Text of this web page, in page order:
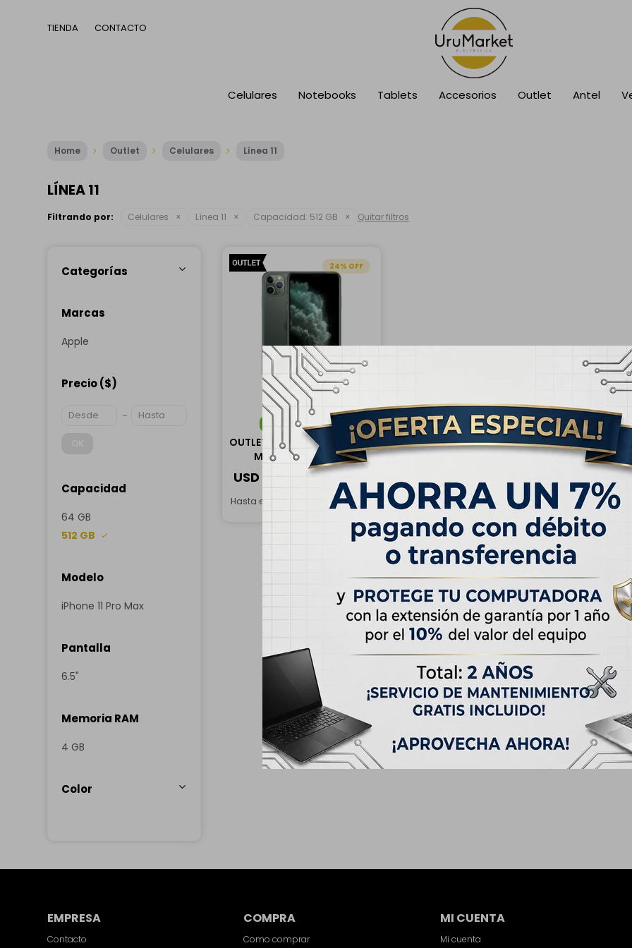
Celulares Notebooks Tablets Accesorios Outlet Antel
TIENDA CONTACTO
Home Outlet Celulares Línea 11
LÍNEA 11
Filtrando por: Celulares Línea 11 Capacidad: 512 GB Quitar filtros
24
ENVÍO GRATIS
OUTLET - Apple iPhone 11 Pro
Max 512GB - Verde
Medianoche
USD USD 659,00
Hasta en 12 cuotas de USD 41.59
Categorías
Marcas
Apple
Precio($)
Capacidad
64 GB
512 GB
Modelo
iPhone 11 Pro Max
Pantalla
6.5"
Memoria RAM
4 GB
Color
EMPRESA
Contacto
COMPRA
Como comprar
MI CUENTA
Mi cuenta